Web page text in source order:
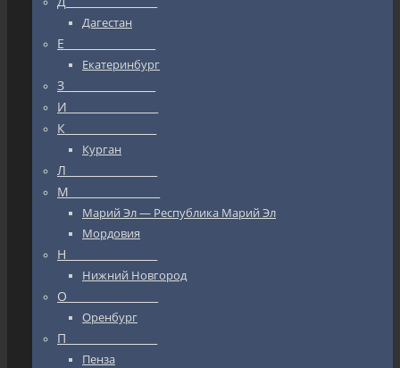
Дагестан
Е_________________
Екатеринбург
З_________________
И_________________
К_________________
Курган
Л_________________
М_________________
Марий Эл — Республика Марий Эл
Мордовия
Н_________________
Нижний Новгород
О_________________
Оренбург
П_________________
Пенза